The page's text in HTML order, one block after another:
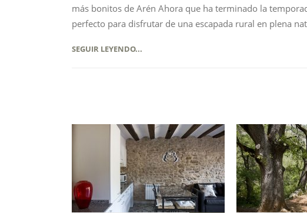
más bonitos de Arén Ahora que ha terminado la
perfecto para disfrutar de una escapada rural en plena
SEGUIR LEYENDO...